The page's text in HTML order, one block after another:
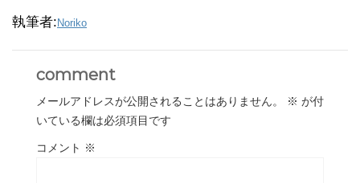
執筆者: Noriko
comment
メールアドレスが公開されることはありません。 ※ が付
いている欄は必須項目です
コメント ※